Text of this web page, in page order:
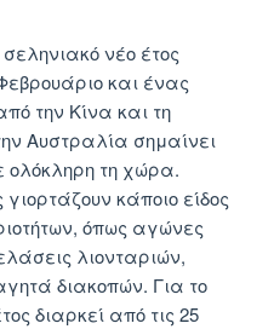
σεληνιακό νέο έτος
και ένας
την Κίνα και τη
Αυστραλία σημαίνει
ολόκληρη τη χώρα.
κάποιο είδος
όπως αγώνες
λιονταριών,
διακοπών. Για το
διαρκεί από τις 25